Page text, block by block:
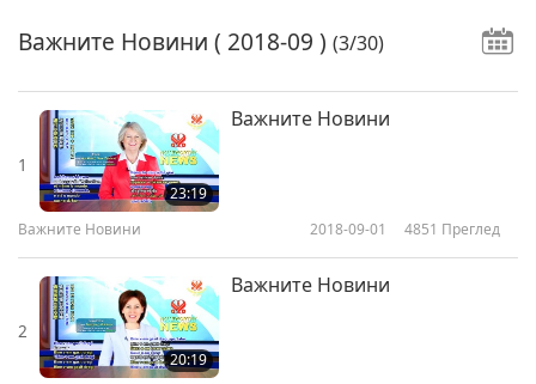
Важните Новини ( 2018-09 ) (3/30)
1
23:19
Важните Новини
Важните Новини 2018-09-01 4851 Преглед
2
20:19
Важните Новини